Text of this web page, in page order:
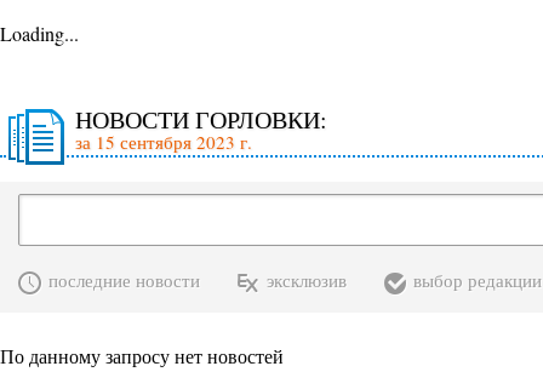
Loading...
НОВОСТИ ГОРЛОВКИ:
за 15 сентября 2023 г.
последние новости эксклюзив выбор редакции
По данному запросу нет новостей